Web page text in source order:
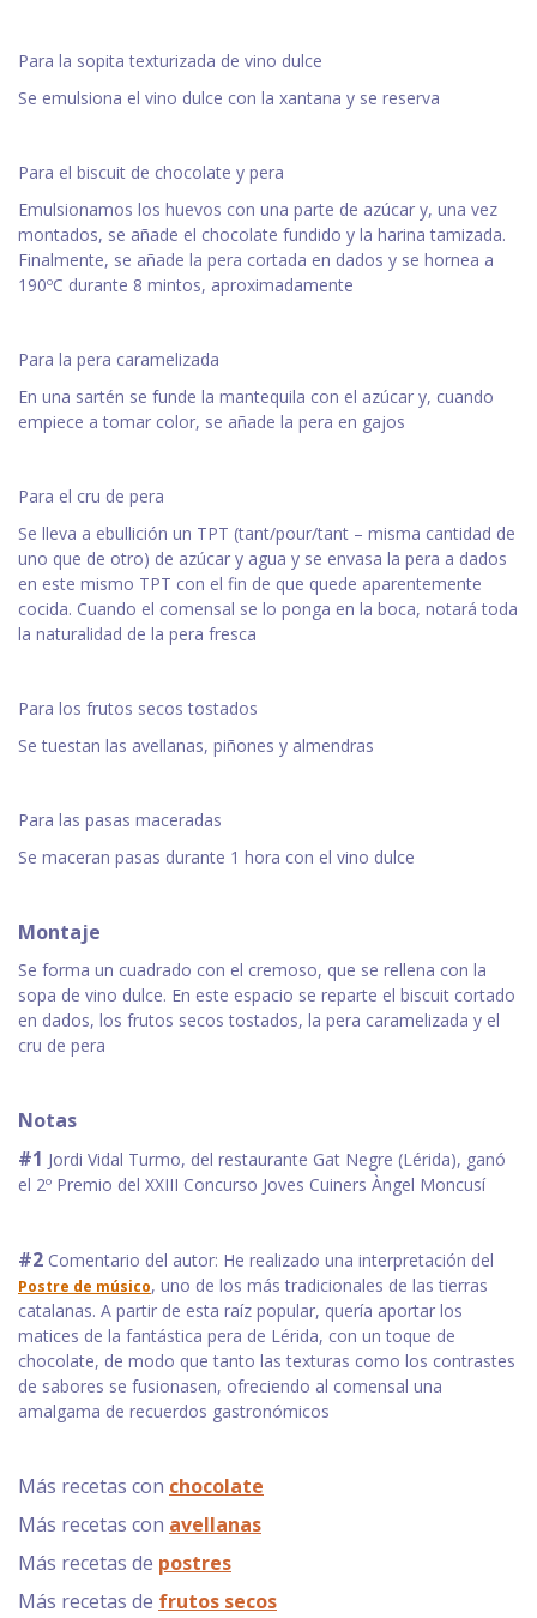
Para la sopita texturizada de vino dulce
Se emulsiona el vino dulce con la xantana y se reserva
Para el biscuit de chocolate y pera
Emulsionamos los huevos con una parte de azúcar y, una vez
montados, se añade el chocolate fundido y la harina tamizada.
Finalmente, se añade la pera cortada en dados y se hornea a
190ºC durante 8 mintos, aproximadamente
Para la pera caramelizada
En una sartén se funde la mantequila con el azúcar y, cuando
empiece a tomar color, se añade la pera en gajos
Para el cru de pera
Se lleva a ebullición un TPT (tant/pour/tant – misma cantidad de
uno que de otro) de azúcar y agua y se envasa la pera a dados
en este mismo TPT con el fin de que quede aparentemente
cocida. Cuando el comensal se lo ponga en la boca, notará toda
la naturalidad de la pera fresca
Para los frutos secos tostados
Se tuestan las avellanas, piñones y almendras
Para las pasas maceradas
Se maceran pasas durante 1 hora con el vino dulce
Montaje
Se forma un cuadrado con el cremoso, que se rellena con la
sopa de vino dulce. En este espacio se reparte el biscuit cortado
en dados, los frutos secos tostados, la pera caramelizada y el
cru de pera
Notas
#1 Jordi Vidal Turmo, del restaurante Gat Negre (Lérida), ganó
el 2º Premio del XXIII Concurso Joves Cuiners Àngel Moncusí
#2 Comentario del autor: He realizado una interpretación del
Postre de músico, uno de los más tradicionales de las tierras
catalanas. A partir de esta raíz popular, quería aportar los
matices de la fantástica pera de Lérida, con un toque de
chocolate, de modo que tanto las texturas como los contrastes
de sabores se fusionasen, ofreciendo al comensal una
amalgama de recuerdos gastronómicos
Más recetas con chocolate
Más recetas con avellanas
Más recetas de postres
Más recetas de frutos secos